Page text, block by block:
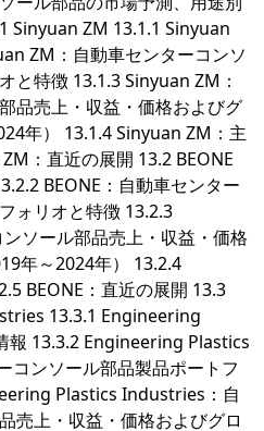
Sinyuan ZM 13.1.1 Sinyuan
ZM：自動車センターコンソ
と特徴 13.1.3 Sinyuan ZM：
品売上・収益・価格およびグ
年） 13.1.4 Sinyuan ZM：主
：直近の展開 13.2 BEONE
BEONE：自動車センター
ォリオと特徴 13.2.3
ソール部品売上・収益・価格
年～2024年） 13.2.4
BEONE：直近の展開 13.3
13.3.1 Engineering
13.3.2 Engineering Plastics
ンソール部品製品ポートフ
Plastics Industries：自
売上・収益・価格およびグロ